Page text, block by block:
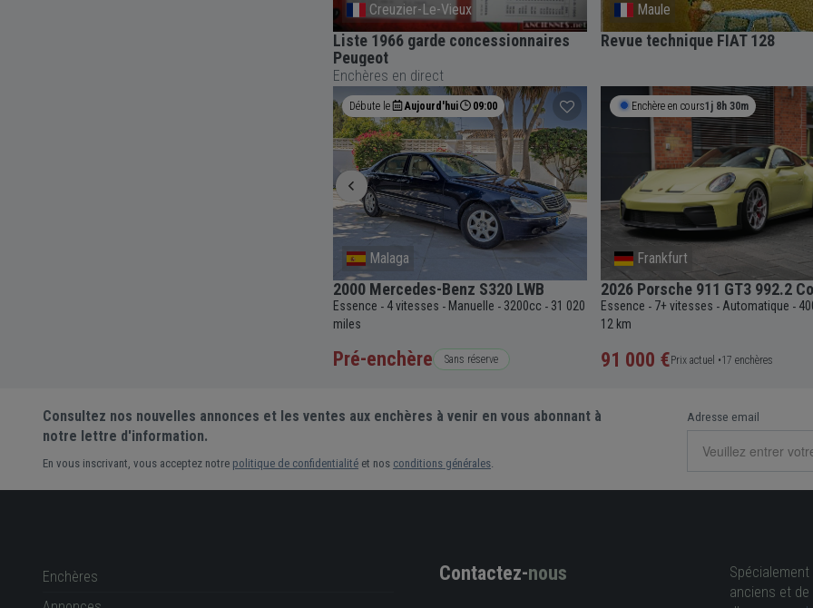
Creuzier-Le-Vieux
Liste 1966 garde concessionnaires
Peugeot
Maule
Revue technique FIAT 128
Enchères en direct
Débute le Aujourd'hui 09:00
Malaga
2000 Mercedes-Benz S320 LWB
Essence - 4 vitesses - Manuelle - 3200cc - 31 020
miles
Pré-enchère Sans réserve
Enchère en cours1j 8h 30m
Frankfurt
2026 Porsche 911 GT3 992.2
Essence - 7+ vitesses - Automatique -
12 km
91 000 € Prix actuel •17 enchères
Consultez nos nouvelles annonces et les ventes aux enchères à venir en vous abonnant à
notre lettre d'information.
En vous inscrivant, vous acceptez notre politique de confidentialité et nos conditions générales
Adresse email
Enchères
Contactez-nous
anciens et de